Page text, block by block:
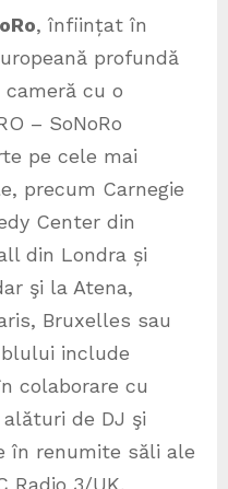
, înființat în
profundă
cu o
– SoNoRo
pe cele mai
precum Carnegie
Center din
din Londra și
şi la Atena,
Bruxelles sau
include
colaborare cu
de DJ şi
în renumite săli ale
Radio 3/UK,